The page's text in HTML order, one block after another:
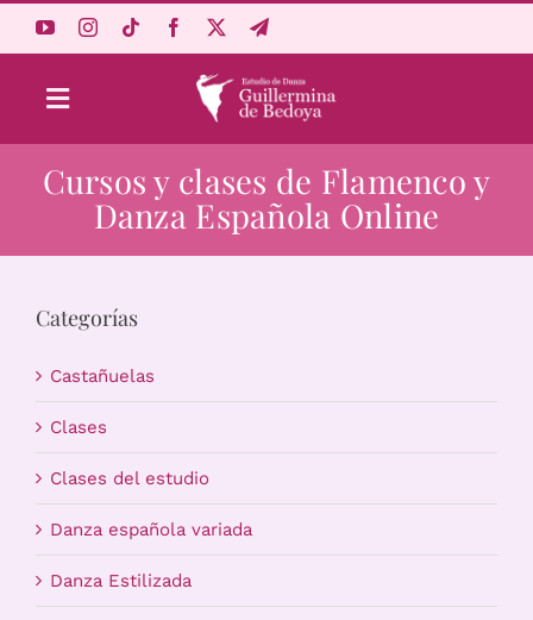
Toggle
Navigation
Aprende Online
Estudio
Carrito
Cursos y clases de Flamenco y
Danza Española Online
Categorías
Castañuelas
Clases
Clases del estudio
Danza española variada
Danza Estilizada